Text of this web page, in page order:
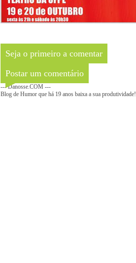
Seja o primeiro a comentar
Postar um comentário
--- Danosse.COM ---
Blog de Humor que há 19 anos baixa a sua produtividade!